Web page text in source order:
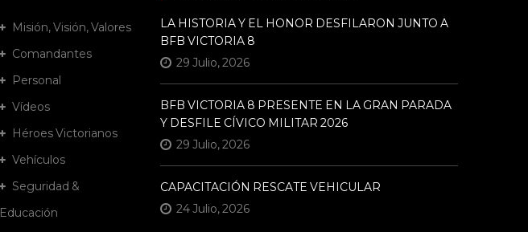
Misión, Visión, Valores
Comandantes
Personal
Vídeos
Héroes Victorianos
Vehículos
Seguridad &
Educación
LA HISTORIA Y EL HONOR DESFILARON JUNTO A
BFB VICTORIA 8
29 Julio, 2026
BFB VICTORIA 8 PRESENTE EN LA GRAN PARADA
Y DESFILE CÍVICO MILITAR 2026
29 Julio, 2026
CAPACITACIÓN RESCATE VEHICULAR
24 Julio, 2026